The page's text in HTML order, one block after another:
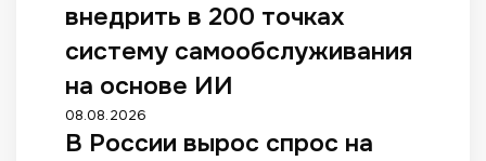
внедрить в 200 точках
систему самообслуживания
на основе ИИ
08.08.2026
В России вырос спрос на